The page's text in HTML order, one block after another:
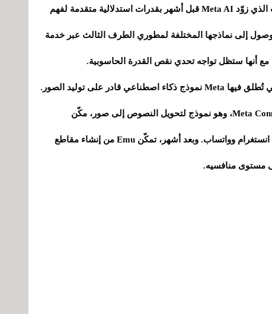
انضمّت Muse Image إلى Muse Spark، التحديث الذي زوّد Meta AI قبل أشهر بقدرات استدلالية متقدمة لفهم
إلى نماذجها المختلفة لمطوري الطرف الثالث عبر خدمة
مع أنها ستظل تواجه تحدي نقص القدرة الحاسوبية.
تجدر الإشارة إلى أن هذه ليست المرة الأولى التي تُطلق فيها Meta نموذج ذكاء اصطناعي قادر على توليد الصور.
فقد عرضت الشركة Emu خلال مؤتمر Meta Connect 2023، وهو نموذج لتحويل النصوص إلى صور، مكّن
المستخدمين من إنشاء صور وملصقات لتطبيقي انستغرام وواتساب. وبعد أشهر، تمكّن Emu من إنشاء مقاطع
مستوى منافسيه.